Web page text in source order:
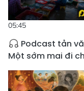
05:45
Podcast tản
Một sớm mai đi